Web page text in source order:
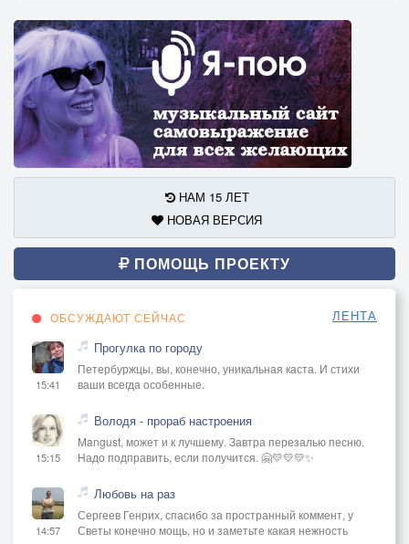
НАМ 15 ЛЕТ
НОВАЯ ВЕРСИЯ
ПОМОЩЬ ПРОЕКТУ
ОБСУЖДАЮТ СЕЙЧАС ЛЕНТА
15:41
Прогулка по городу
Петербуржцы, вы, конечно, уникальная каста. И стихи
ваши всегда особенные.
15:15
Володя - прораб настроения
Mangust, может и к лучшему. Завтра перезалью песню.
Надо подправить, если получится. 🤗💛💛💛✨
14:57
Любовь на раз
Сергеев Генрих, спасибо за пространный коммент, у
Светы конечно мощь, но и заметьте какая нежность